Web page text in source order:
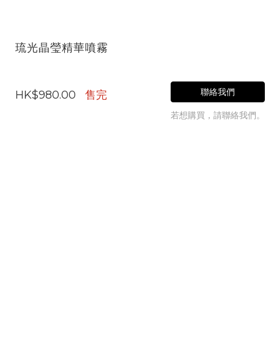
琉光晶瑩精華噴霧
HK$980.00 售完 聯絡我們
若想購買，請聯絡我們。